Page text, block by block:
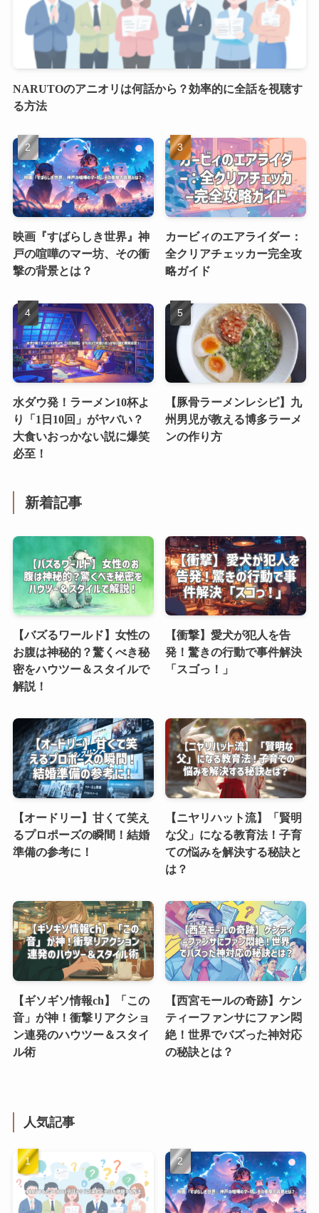
NARUTOのアニオリは何話から？効率的に全話を視聴す
る方法
映画『すばらしき世界』神
戸の喧嘩のマー坊、その衝
撃の背景とは？
カービィのエアライダー：
全クリアチェッカー完全攻
略ガイド
水ダウ発！ラーメン10杯よ
り「1日10回」がヤバい？
大食いおっかない説に爆笑
必至！
【豚骨ラーメンレシピ】九
州男児が教える博多ラーメ
ンの作り方
新着記事
【バズるワールド】女性の
お腹は神秘的？驚くべき秘
密をハウツー＆スタイルで
解説！
【衝撃】愛犬が犯人を告
発！驚きの行動で事件解決
「スゴっ！」
【オードリー】甘くて笑え
るプロポーズの瞬間！結婚
準備の参考に！
【ニヤリハット流】「賢明
な父」になる教育法！子育
ての悩みを解決する秘訣と
は？
【ギソギソ情報ch】「この
音」が神！衝撃リアクショ
ン連発のハウツー＆スタイ
ル術
【西宮モールの奇跡】ケン
ティーファンサにファン悶
絶！世界でバズった神対応
の秘訣とは？
人気記事